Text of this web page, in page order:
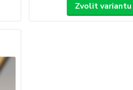
Zvolit variantu